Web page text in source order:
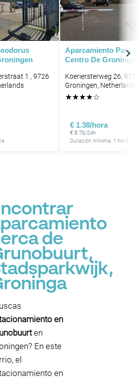
1 , 9726
Aparcamiento
Centro De Groninga
Koeriersterweg 26,
Groningen, Netherlands
★★★★☆
€ 1.38/hora
€ 8.76/24h
Duración mínima: 1 hora
de
en
en
En este
el
en